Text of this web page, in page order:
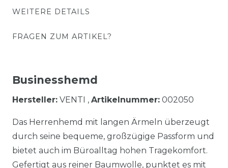
WEITERE DETAILS
FRAGEN ZUM ARTIKEL?
Businesshemd
Hersteller: VENTI , Artikelnummer: 002050
Das Herrenhemd mit langen Ärmeln überzeugt
durch seine bequeme, großzügige Passform und
bietet auch im Büroalltag hohen Tragekomfort.
Gefertigt aus reiner Baumwolle, punktet es mit